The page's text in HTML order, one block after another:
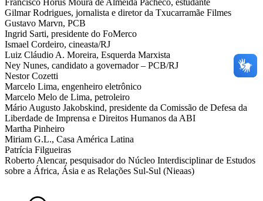
Gilmar Rodrigues, jornalista e diretor da Txucarramãe Filmes
Gustavo Marvn, PCB
Ingrid Sarti, presidente do FoMerco
Ismael Cordeiro, cineasta/RJ
Luiz Cláudio A. Moreira, Esquerda Marxista
Ney Nunes, candidato a governador – PCB/RJ
Nestor Cozetti
Marcelo Lima, engenheiro eletrônico
Marcelo Melo de Lima, petroleiro
Mário Augusto Jakobskind, presidente da Comissão de Defesa da
Liberdade de Imprensa e Direitos Humanos da ABI
Martha Pinheiro
Miriam G.L., Casa América Latina
Patrícia Filgueiras
Roberto Alencar, pesquisador do Núcleo Interdisciplinar de Estudos
sobre a África, Ásia e as Relações Sul-Sul (Nieaas)